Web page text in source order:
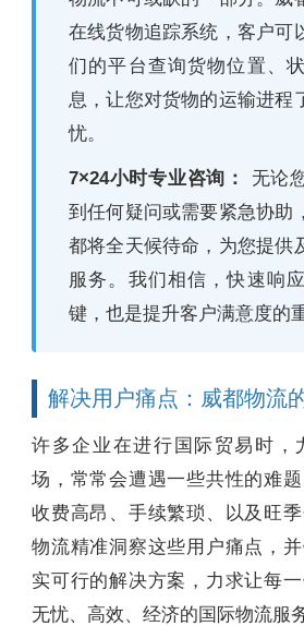
在线货物追踪系统，客户可
们的平台查询货物位置、
息，让您对货物的运输进程
忧。
7×24小时专业咨询： 无论
到任何疑问或需要紧急协助
都将全天候待命，为您提供
服务。我们相信，快速响
键，也是提升客户满意度的
解决用户痛点：威都物流
许多企业在进行国际贸易时，
场，常常会遭遇一些共性的难题
收费高昂、手续繁琐、以及旺
物流精准洞察这些用户痛点，
实可行的解决方案，力求让每
无忧、高效、经济的国际物流服务